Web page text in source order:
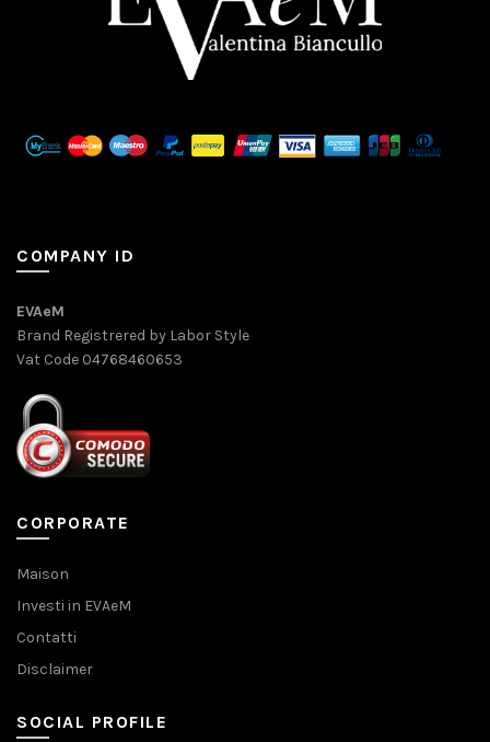
COMPANY ID
EVAeM
Brand Registrered by Labor Style
Vat Code 04768460653
CORPORATE
Maison
Investi in EVAeM
Contatti
Disclaimer
SOCIAL PROFILE